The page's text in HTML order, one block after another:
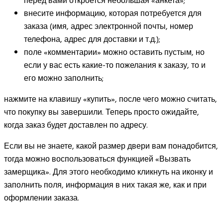
внесите информацию, которая потребуется для
заказа (имя, адрес электронной почты, номер
телефона, адрес для доставки и т.д.);
поле «комментарии» можно оставить пустым, но
если у вас есть какие-то пожелания к заказу, то и
его можно заполнить;
нажмите на клавишу «купить», после чего можно считать,
что покупку вы завершили. Теперь просто ожидайте,
когда заказ будет доставлен по адресу.
Если вы не знаете, какой размер двери вам понадобится,
тогда можно воспользоваться функцией «Вызвать
замерщика». Для этого необходимо кликнуть на иконку и
заполнить поля, информация в них такая же, как и при
оформлении заказа.